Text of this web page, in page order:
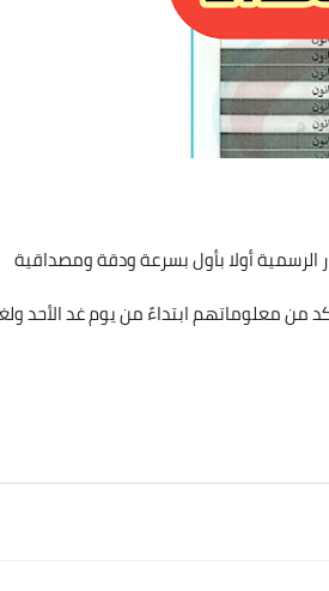
الرسمية أولا بأول بسرعة ودقة ومصداقية
من معلوماتهم ابتداءً من يوم غد الأحد
علي المالكي
13 يوليو 2021